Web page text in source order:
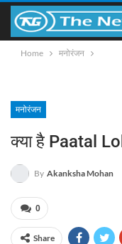
Home मनोरंजन
मनोरंजन
क्या है Paatal
By Akanksha Mohan
0
Share